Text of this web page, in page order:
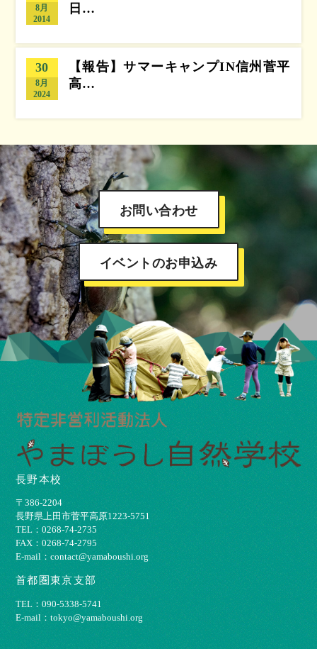
8月
2014
日…
30
8月
2024
【報告】サマーキャンプIN信州菅平
高…
お問い合わせ
イベントのお申込み
長野本校
〒386-2204
⻑野県上⽥市菅平⾼原1223-5751
TEL：0268-74-2735
FAX：0268-74-2795
E-mail：contact@yamaboushi.org
首都圏東京支部
TEL：090-5338-5741
E-mail：tokyo@yamaboushi.org